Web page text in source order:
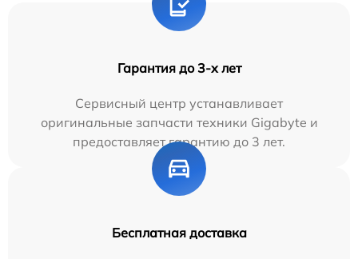
Гарантия до 3-х лет
Сервисный центр устанавливает
оригинальные запчасти техники Gigabyte и
предоставляет гарантию до 3 лет.
Бесплатная доставка